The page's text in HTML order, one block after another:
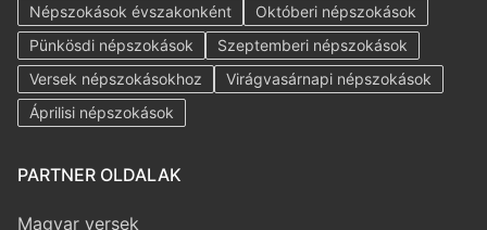
Népszokások évszakonként
Októberi népszokások
Pünkösdi népszokások
Szeptemberi népszokások
Versek népszokásokhoz
Virágvasárnapi népszokások
Áprilisi népszokások
PARTNER OLDALAK
Magyar versek